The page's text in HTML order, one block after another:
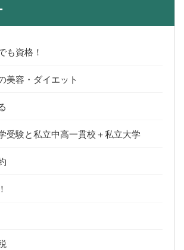
も資格！
美容・ダイエット
受験と私立中高一貫校＋私立大学